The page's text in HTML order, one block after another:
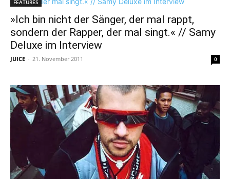
FEATURES
»Ich bin nicht der Sänger, der mal rappt,
sondern der Rapper, der mal singt.« // Samy
Deluxe im Interview
JUICE - 21. November 2011 0